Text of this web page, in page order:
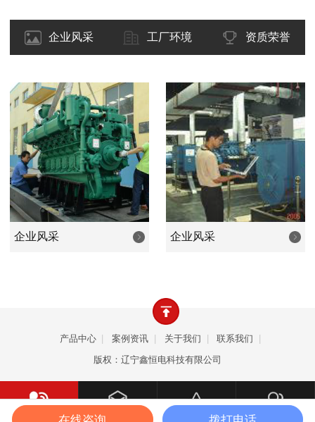
车型、静音箱型、集装箱型、自动化型、全自动远程监控
型、多机自动并机并网调频调载型等各种型式的柴油发电机
用于工矿、企业、学校、医院、交通、酒店、房产、野外作
业等等行业的照明和设备动力之用。产品畅销全国，远销韩
国、朝鲜、欧美、东南亚、中东、非洲等众多国家和地区。
公司以优良的品质、卓越的价值、周到的服务，致力成
为发电机行业新时代优秀的品牌，是您值得依赖的合作伙
伴。
企业风采 工厂环境 资质荣誉
企业风采 企业风采
产品中心 案例资讯 关于我们 联系我们
版权：辽宁鑫恒电科技有限公司